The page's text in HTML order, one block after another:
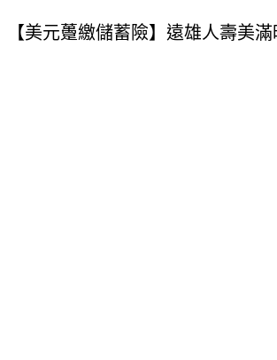
【美元躉繳儲蓄險】遠雄人壽美